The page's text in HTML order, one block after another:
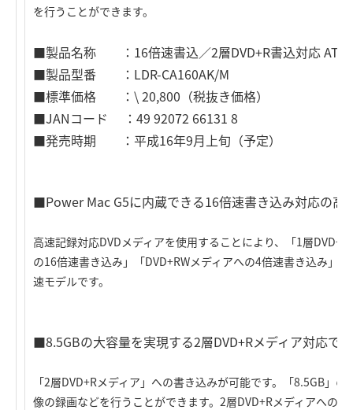
を行うことができます。
■製品名称 ：16倍速書込／2層DVD+R書込対応
■製品型番 ：LDR-CA160AK/M
■標準価格 ：\ 20,800（税抜き価格）
■JANコード ：49 92072 66131 8
■発売時期 ：平成16年9月上旬（予定）
■Power Mac G5に内蔵できる16倍速書き込み対応の高
高速記録対応DVDメディアを使用することにより、「1層
の16倍速書き込み」「DVD+RWメディアへの4倍速書き込み」
速モデルです。
■8.5GBの大容量を実現する2層DVD+Rメディア対応で
「2層DVD+Rメディア」への書き込みが可能です。「8.5GB」
像の録画などを行うことができます。2層DVD+Rメディアへの